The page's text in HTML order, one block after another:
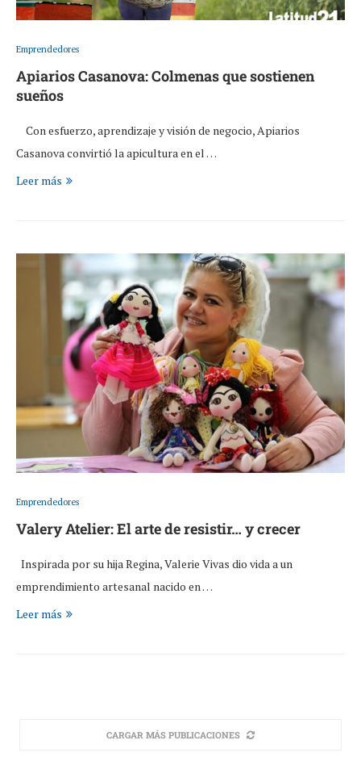
Emprendedores
Apiarios Casanova: Colmenas que sostienen
sueños
Con esfuerzo, aprendizaje y visión de negocio, Apiarios
Casanova convirtió la apicultura en el …
Leer más
Emprendedores
Valery Atelier: El arte de resistir… y crecer
Inspirada por su hija Regina, Valerie Vivas dio vida a un
emprendimiento artesanal nacido en …
Leer más
CARGAR MÁS PUBLICACIONES